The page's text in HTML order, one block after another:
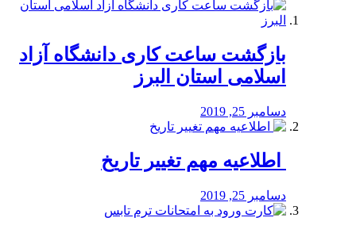
بازگشت ساعت کاری دانشگاه آزاد
اسلامی استان البرز
دسامبر 25, 2019
️ اطلاعیه مهم تغییر تاریخ
دسامبر 25, 2019